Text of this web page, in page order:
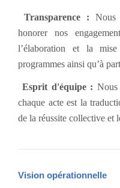
Transparence : Nous
honorer nos
l’élaboration et la
programmes ainsi qu’à
Esprit d'équipe :
chaque acte est la
de la réussite collective et
Vision opérationnelle